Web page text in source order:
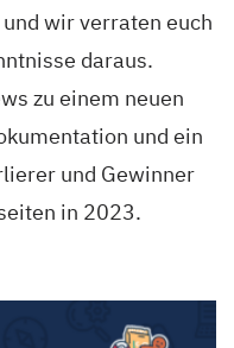
wir verraten euch
daraus.
zu einem neuen
und ein
und Gewinner
in 2023.